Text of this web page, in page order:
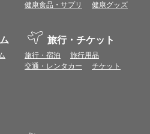
トまたは表示ポイント数をプレミアムポイ
。
があります。ポイント付与時期はショップご
ましては表示ポイント数と付与ポイント数
ならない場合があります。
。
から再度ショップへアクセスしてください。
健康食品・サプリ
健康グッズ
旅行・チケット
旅行・宿泊
旅行用品
交通・レンタカー
チケット